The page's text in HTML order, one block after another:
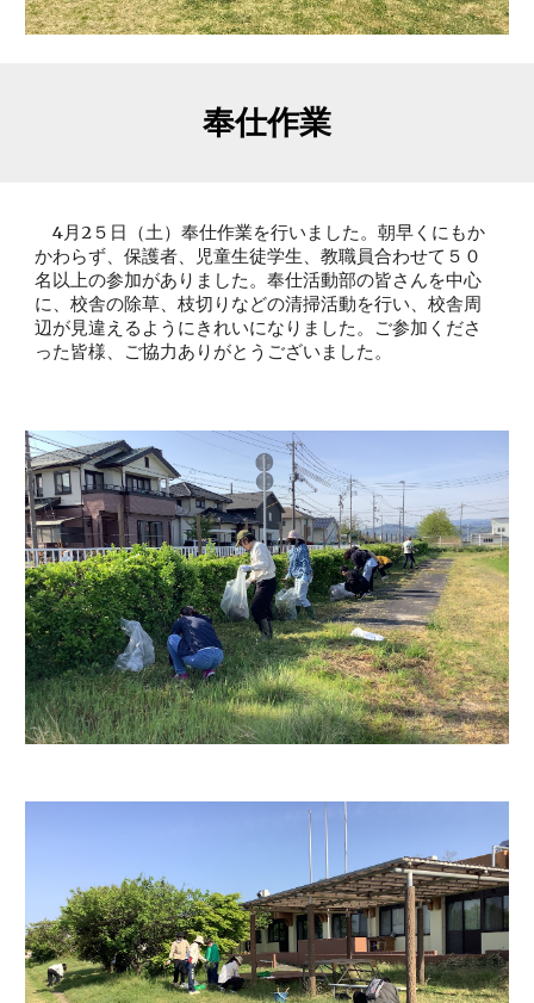
奉仕作業
4月2５日（土）奉仕作業を行いました。朝早くにもか
かわらず、保護者、児童生徒学生、教職員合わせて５０
名以上の参加がありました。奉仕活動部の皆さんを中心
に、校舎の除草、枝切りなどの清掃活動を行い、校舎周
辺が見違えるようにきれいになりました。ご参加くださ
った皆様、ご協力ありがとうございました。